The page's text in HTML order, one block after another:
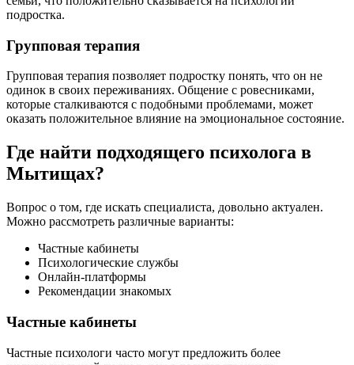
подростка.
Групповая терапия
Групповая терапия позволяет подростку понять, что он не
одинок в своих переживаниях. Общение с ровесниками,
которые сталкиваются с подобными проблемами, может
оказать положительное влияние на эмоциональное состояние.
Где найти подходящего психолога в
Мытищах?
Вопрос о том, где искать специалиста, довольно актуален.
Можно рассмотреть различные варианты:
Частные кабинеты
Психологические службы
Онлайн-платформы
Рекомендации знакомых
Частные кабинеты
Частные психологи часто могут предложить более